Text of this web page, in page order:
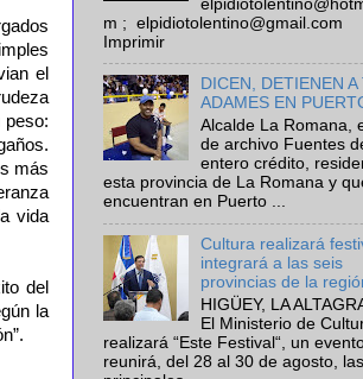
el
peso:
más
vida
del
la
m ; elpidiotolentino@gmail.com
Imprimir
DICEN, DETIENEN A
ADAMES EN
Alcalde La Romana,
de archivo Fuentes
entero crédito,
esta provincia de La Romana y
encuentran en Puerto ...
Cultura realizará
integrará a las seis
provincias de la
HIGÜEY, LA
El Ministerio de
realizará “Este Festival“, un
reunirá, del 28 al 30 de agosto, las